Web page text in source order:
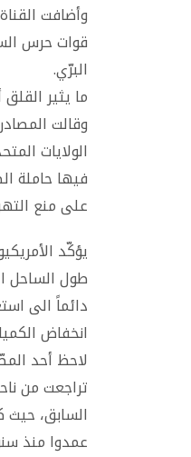
وأضافت
قوات حرس
البرّي.
ما يثير
وقالت
الولايات
فيها حاملة
على منع
يؤكّد
طول الساحل
دائماً الى
انخفاض
لاحظ أحد
تراجعت من
السابق، حيث
عمدوا منذ